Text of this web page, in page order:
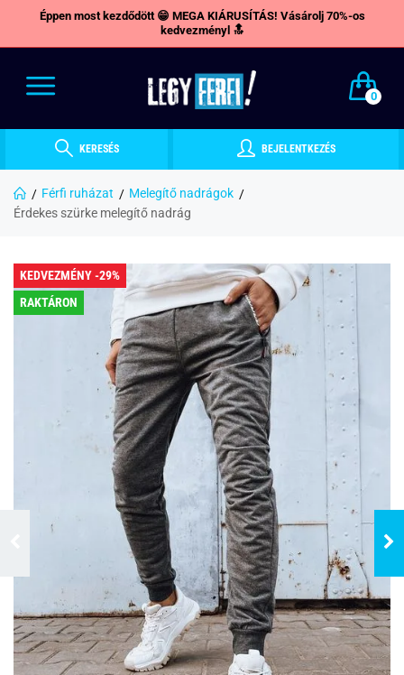
Éppen most kezdődött 😁 MEGA KIÁRUSÍTÁS! Vásárolj 70%-os
kedvezményl 🔝
0
KERESÉS BEJELENTKEZÉS
Férfi ruházat
Melegítő nadrágok
Érdekes szürke melegítő nadrág
KEDVEZMÉNY -29%
RAKTÁRON